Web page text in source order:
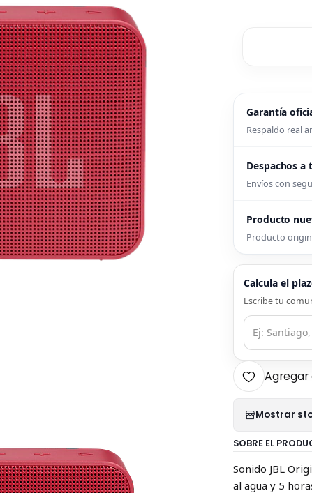
Garantía
Respaldo real
Despachos a
Envíos con
Producto
Producto
Calcula el
Escribe tu
Agregar
Mostrar
SOBRE EL
Sonido JBL
al agua y 5